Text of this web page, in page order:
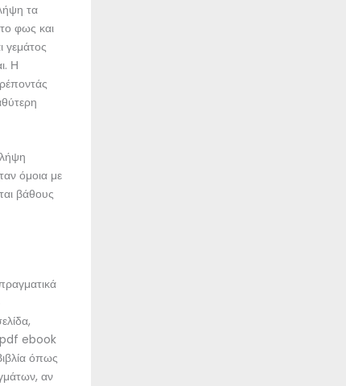
τα
φως και
γεμάτος
Η
όμοια με
βάθους
pdf ebook
όπως
αν